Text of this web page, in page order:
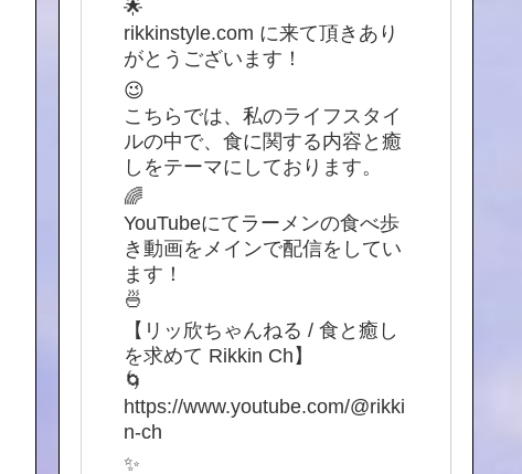
🌟
rikkinstyle.com に来て頂きあり
がとうございます！
😉
こちらでは、私のライフスタイ
ルの中で、食に関する内容と癒
しをテーマにしております。
🌈
YouTubeにてラーメンの食べ歩
き動画をメインで配信をしてい
ます！
🍜
【リッ欣ちゃんねる / 食と癒し
を求めて Rikkin Ch】
🌀
https://www.youtube.com/@rikki
n-ch
✨